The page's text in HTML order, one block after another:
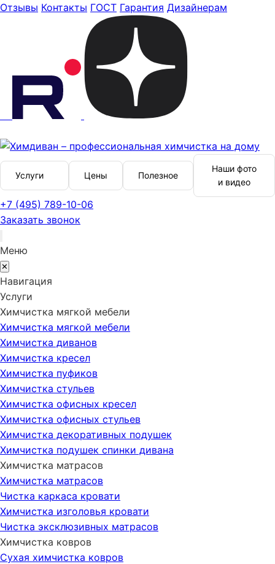
Отзывы Контакты ГОСТ Гарантия Дизайнерам
Услуги Цены Полезное
Наши фото
и видео
+7 (495) 789-10-06
Заказать звонок
Меню
✕
Навигация
Услуги
Химчистка мягкой мебели
Химчистка мягкой мебели
Химчистка диванов
Химчистка кресел
Химчистка пуфиков
Химчистка стульев
Химчистка офисных кресел
Химчистка офисных стульев
Химчистка декоративных подушек
Химчистка подушек спинки дивана
Химчистка матрасов
Химчистка матрасов
Чистка каркаса кровати
Химчистка изголовья кровати
Чистка эксклюзивных матрасов
Химчистка ковров
Сухая химчистка ковров